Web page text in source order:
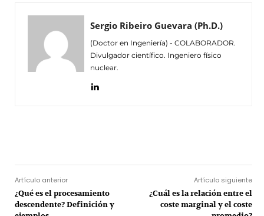
Sergio Ribeiro Guevara (Ph.D.)
(Doctor en Ingeniería) - COLABORADOR.
Divulgador científico. Ingeniero físico
nuclear.
Artículo anterior
¿Qué es el procesamiento
descendente? Definición y
Artículo siguiente
¿Cuál es la relación entre el
coste marginal y el coste